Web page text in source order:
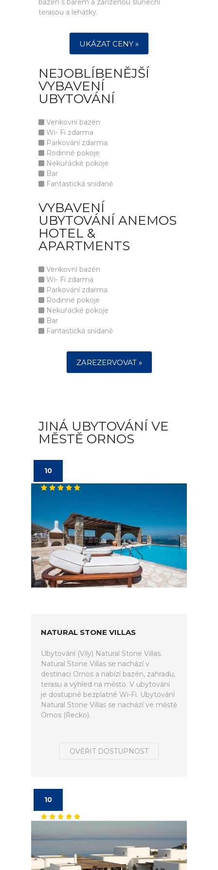
bazén s barem a zařízenou sluneční
terasou a lehátky.
UKÁZAT CENY »
NEJOBLÍBENĚJŠÍ
VYBAVENÍ
UBYTOVÁNÍ
Venkovní bazén
Wi- Fi zdarma
Parkování zdarma
Rodinné pokoje
Nekuřácké pokoje
Bar
Fantastická snídaně
VYBAVENÍ
UBYTOVÁNÍ ANEMOS
HOTEL &
APARTMENTS
Venkovní bazén
Wi- Fi zdarma
Parkování zdarma
Rodinné pokoje
Nekuřácké pokoje
Bar
Fantastická snídaně
ZAREZERVOVAT »
JINÁ UBYTOVÁNÍ VE
MĚSTĚ ORNOS
10
NATURAL STONE VILLAS
Ubytování (Vily) Natural Stone Villas.
Natural Stone Villas se nachází v
destinaci Ornos a nabízí bazén, zahradu,
terasu a výhled na město. V ubytování
je dostupné bezplatné Wi-Fi. Ubytování
Natural Stone Villas se nachází ve městě
Ornos (Řecko).
OVĚŘIT DOSTUPNOST
10